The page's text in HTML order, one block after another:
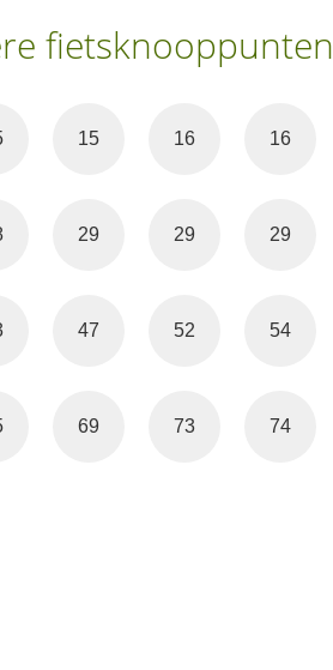
fietsknooppunten
15 16 16
29 29 29
47 52 54
69 73 74